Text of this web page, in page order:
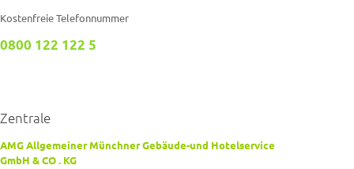
Kostenfreie Telefonnummer
0800 122 122 5
Zentrale
AMG Allgemeiner Münchner Gebäude-und Hotelservice
GmbH & CO . KG